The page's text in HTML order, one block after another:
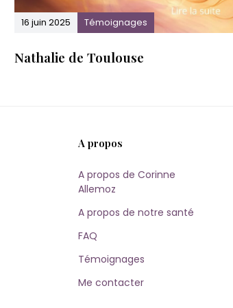
16 juin 2025 Témoignages
Nathalie de Toulouse
A propos
A propos de Corinne
Allemoz
A propos de notre santé
FAQ
Témoignages
Me contacter